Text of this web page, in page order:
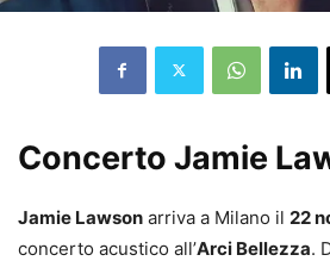
Concerto Jamie
Jamie Lawson arriva a Milano il 22
concerto acustico all’Arci Bellezza.